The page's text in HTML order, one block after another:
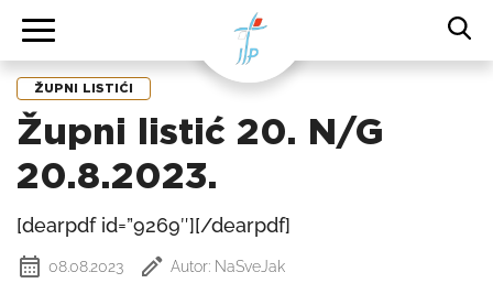
ŽUPNI LISTIĆI
Župni listić 20. N/G
20.8.2023.
[dearpdf id=”9269″][/dearpdf]
08.08.2023 Autor: NaSveJak